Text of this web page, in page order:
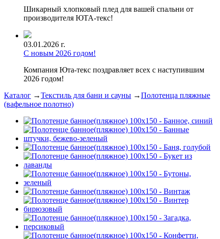
Шикарный хлопковый плед для вашей спальни от
производителя ЮТА-текс!
03.01.2026 г.
С новым 2026 годом!
Компания Юта-текс поздравляет всех с наступившим
2026 годом!
Каталог →Текстиль для бани и сауны →Полотенца пляжные
(вафельное полотно)